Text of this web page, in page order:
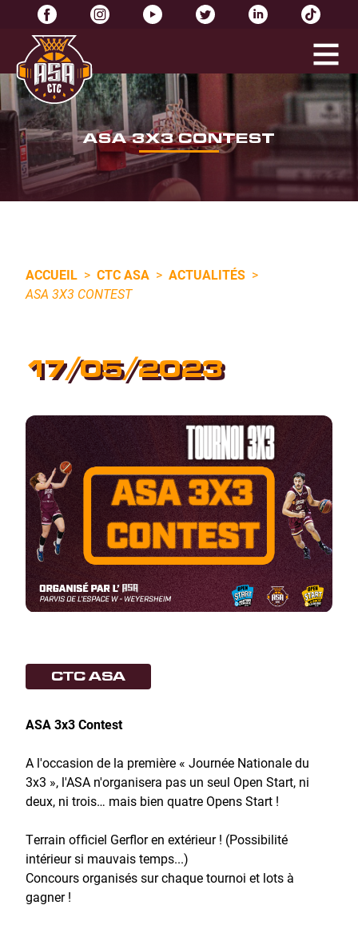
ASA 3X3 CONTEST
ACCUEIL > CTC ASA > ACTUALITÉS >
ASA 3X3 CONTEST
17/05/2023
CTC ASA
ASA 3x3 Contest
A l'occasion de la première « Journée Nationale du
3x3 », l'ASA n'organisera pas un seul Open Start, ni
deux, ni trois… mais bien quatre Opens Start !
Terrain officiel Gerflor en extérieur ! (Possibilité
intérieur si mauvais temps...)
Concours organisés sur chaque tournoi et lots à
gagner !